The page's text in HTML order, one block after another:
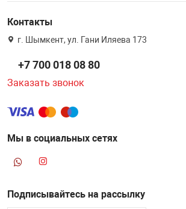
Контакты
г. Шымкент, ул. Гани Иляева 173
+7 700 018 08 80
Заказать звонок
Мы в социальных сетях
Подписывайтесь на рассылку